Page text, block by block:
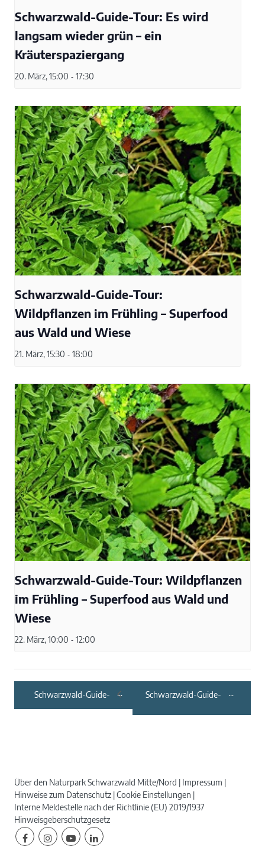
Schwarzwald-Guide-Tour: Es wird
langsam wieder grün – ein
Kräuterspaziergang
20. März, 15:00 - 17:30
Schwarzwald-Guide-Tour:
Wildpflanzen im Frühling – Superfood
aus Wald und Wiese
21. März, 15:30 - 18:00
Schwarzwald-Guide-Tour: Wildpflanzen
im Frühling – Superfood aus Wald und
Wiese
22. März, 10:00 - 12:00
Schwarzwald-Guide-
Schwarzwald-Guide-
Tierspuren in Burg,
Über den Naturpark Schwarzwald Mitte/Nord
Impressum
Hinweise zum Datenschutz Cookie Einstellungen
Interne Meldestelle nach der Richtlinie (EU) 2019/1937
Hinweisgeberschutzgesetz